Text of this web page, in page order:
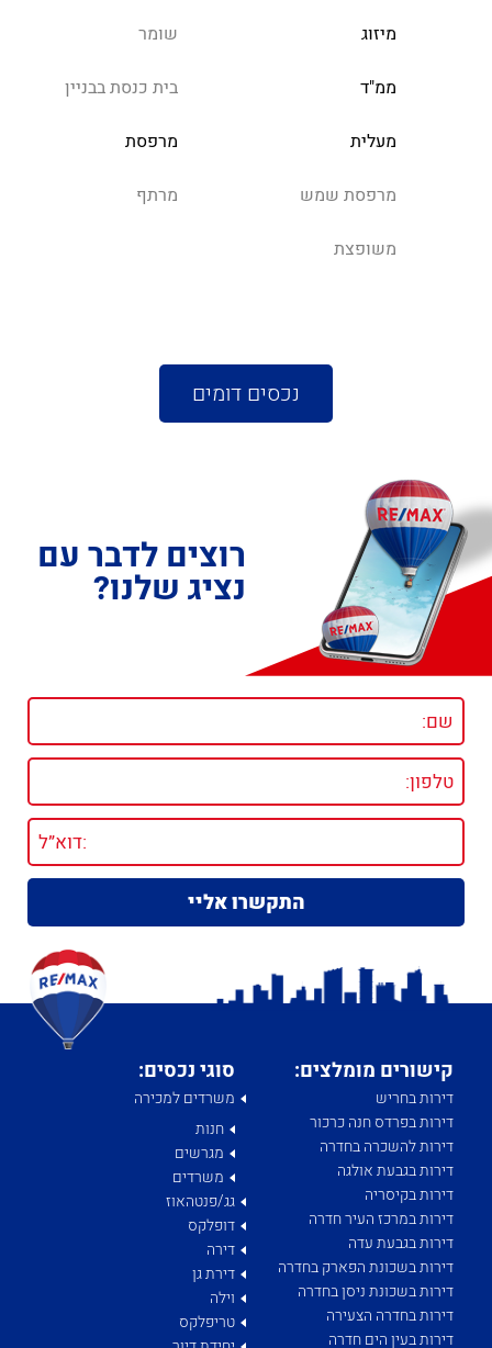
מיזוג שומר
ממ"ד בית כנסת בבניין
מעלית מרפסת
מרפסת שמש מרתף
משופצת
נכסים דומים
רוצים לדבר עם
נציג שלנו?
קישורים מומלצים:
דירות בחריש
דירות בפרדס חנה כרכור
דירות להשכרה בחדרה
דירות בגבעת אולגה
דירות בקיסריה
דירות במרכז העיר חדרה
דירות בגבעת עדה
דירות בשכונת הפארק בחדרה
דירות בשכונת ניסן בחדרה
דירות בחדרה הצעירה
דירות בעין הים חדרה
סוגי נכסים:
משרדים למכירה
חנות
מגרשים
משרדים
גג/פנטהאוז
דופלקס
דירה
דירת גן
וילה
טריפלקס